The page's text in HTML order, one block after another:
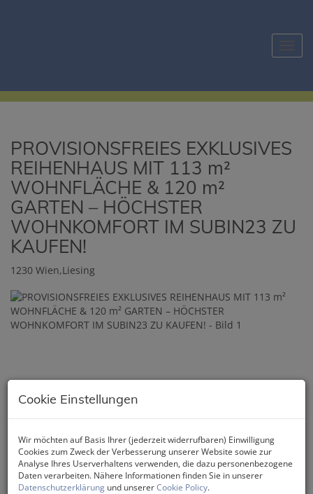
PROVISIONSFREIES EXKLUSIVES
REIHENHAUS MIT 113 m²
WOHNFLÄCHE & 120 m²
GARTEN – HÖCHSTER
WOHNKOMFORT IM SUBIN23 ZU
KAUFEN!
1230 Wien,Liesing
Cookie Einstellungen
Wir möchten auf Basis Ihrer (jederzeit widerrufbaren) Einwilligung
Cookies zum Zweck der Verbesserung unserer Website sowie zur
Analyse Ihres Userverhaltens verwenden, die dazu personenbezogene
Daten verarbeiten. Nähere Informationen finden Sie in unserer
Datenschutzerklärung und unsererCookie Policy.